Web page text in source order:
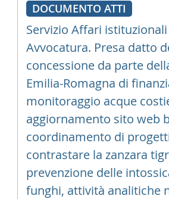
DOCUMENTO ATTI
Servizio Affari
Avvocatura. Presa datto
concessione da parte
Emilia-Romagna di
monitoraggio acque
aggiornamento sito web
coordinamento di
contrastare la zanzara
prevenzione delle
funghi, attività analitiche